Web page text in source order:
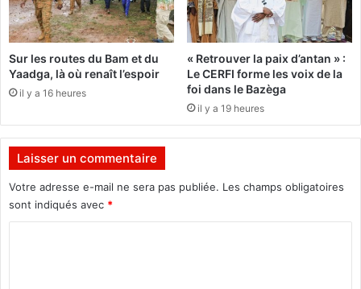
l
l
a
n
d
e
i
t
e
u
x
r
s
Sur les routes du Bam et du
Yaadga, là où renaît l’espoir
il y a 16 heures
« Retrouver la paix d’antan » :
Le CERFI forme les voix de la
foi dans le Bazèga
il y a 19 heures
Laisser un commentaire
Votre adresse e-mail ne sera pas publiée. Les champs obligatoires
sont indiqués avec *